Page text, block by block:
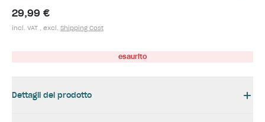
29,99 €
incl. VAT , excl. Shipping Cost
esaurito
Dettagli del prodotto